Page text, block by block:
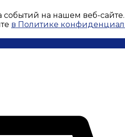
на нашем веб-
в Политике